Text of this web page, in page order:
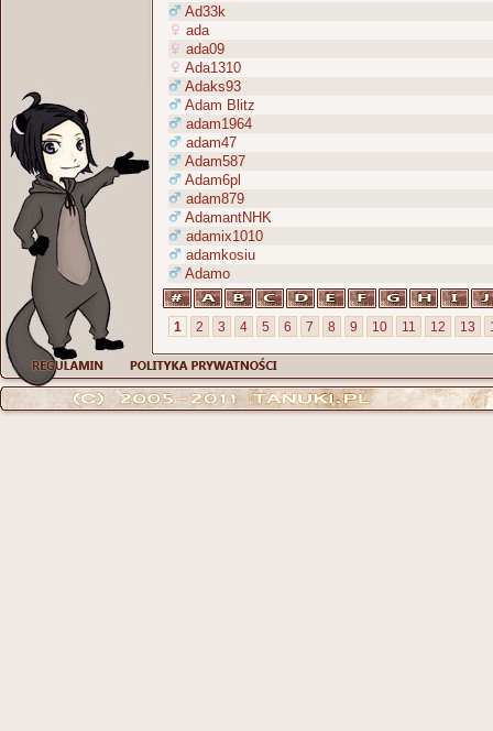
Ad33k
ada
ada09
Ada1310
Adaks93
Adam Blitz
adam1964
adam47
Adam587
Adam6pl
adam879
AdamantNHK
adamix1010
adamkosiu
Adamo
1 2 3 4 5 6 7 8 9 10 11 12 13